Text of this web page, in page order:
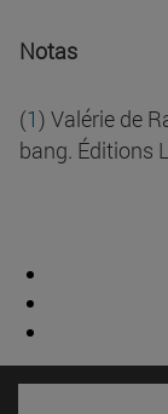
Notas
(1) Valérie de
bang. Éditions